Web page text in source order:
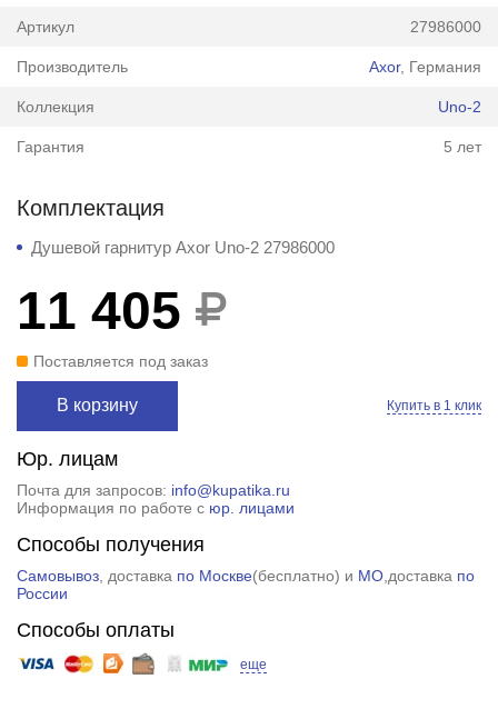
Артикул 27986000
Производитель Axor, Германия
Коллекция Uno-2
Гарантия 5 лет
Комплектация
Душевой гарнитур Axor Uno-2 27986000
11 405
Поставляется под заказ
В корзину Купить в 1 клик
Юр. лицам
Почта для запросов: info@kupatika.ru
Информация по работе с юр. лицами
Способы получения
Самовывоз, доставка по Москве(бесплатно) и МО,доставка по
России
Способы оплаты
еще